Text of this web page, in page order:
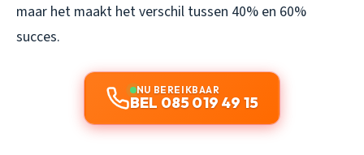
maar het maakt het verschil tussen 40% en 60%
succes.
NU BEREIKBAAR
BEL 085 019 49 15